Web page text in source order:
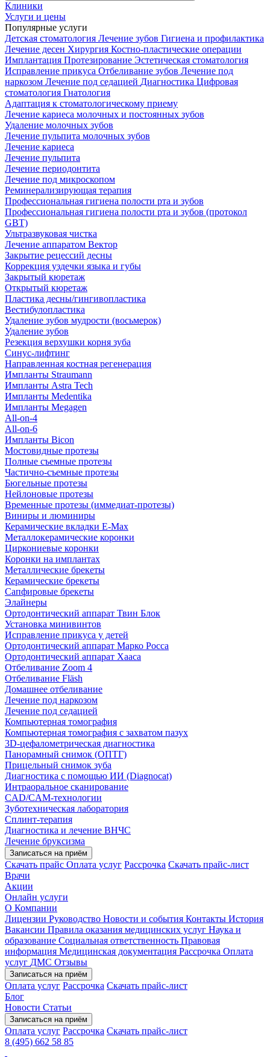
Клиники
Услуги и цены
Популярные услуги
Детская стоматология Лечение зубов Гигиена и профилактика
Лечение десен Хирургия Костно-пластические операции
Имплантация Протезирование Эстетическая стоматология
Исправление прикуса Отбеливание зубов Лечение под
наркозом Лечение под седацией Диагностика Цифровая
стоматология Гнатология
Адаптация к стоматологическому приему
Лечение кариеса молочных и постоянных зубов
Удаление молочных зубов
Лечение пульпита молочных зубов
Лечение кариеса
Лечение пульпита
Лечение периодонтита
Лечение под микроскопом
Реминерализирующая терапия
Профессиональная гигиена полости рта и зубов
Профессиональная гигиена полости рта и зубов (протокол
GBT)
Ультразвуковая чистка
Лечение аппаратом Вектор
Закрытие рецессий десны
Коррекция уздечки языка и губы
Закрытый кюретаж
Открытый кюретаж
Пластика десны/гингивопластика
Вестибулопластика
Удаление зубов мудрости (восьмерок)
Удаление зубов
Резекция верхушки корня зуба
Синус-лифтинг
Направленная костная регенерация
Импланты Straumann
Импланты Astra Tech
Импланты Medentika
Импланты Megagen
All-on-4
All-on-6
Импланты Bicon
Мостовидные протезы
Полные съемные протезы
Частично-съемные протезы
Бюгельные протезы
Нейлоновые протезы
Временные протезы (иммедиат-протезы)
Виниры и люминиры
Керамические вкладки E-Max
Металлокерамические коронки
Циркониевые коронки
Коронки на имплантах
Металлические брекеты
Керамические брекеты
Сапфировые брекеты
Элайнеры
Ортодонтический аппарат Твин Блок
Установка минивинтов
Исправление прикуса у детей
Ортодонтический аппарат Марко Росса
Ортодонтический аппарат Хааса
Отбеливание Zoom 4
Отбеливание Fläsh
Домашнее отбеливание
Лечение под наркозом
Лечение под седацией
Компьютерная томография
Компьютерная томография с захватом пазух
3D-цефалометрическая диагностика
Панорамный снимок (ОПТГ)
Прицельный снимок зуба
Диагностика с помощью ИИ (Diagnocat)
Интраоральное сканирование
CAD/CAM-технологии
Зуботехническая лаборатория
Сплинт-терапия
Диагностика и лечение ВНЧС
Лечение бруксизма
Записаться на приём
Скачать прайс Оплата услуг Рассрочка Скачать прайс-лист
Врачи
Акции
Онлайн услуги
О Компании
Лицензии Руководство Новости и события Контакты История
Вакансии Правила оказания медицинских услуг Наука и
образование Социальная ответственность Правовая
информация Медицинская документация Рассрочка Оплата
услуг ДМС Отзывы
Записаться на приём
Оплата услуг Рассрочка Скачать прайс-лист
Блог
Новости Статьи
Записаться на приём
Оплата услуг Рассрочка Скачать прайс-лист
8 (495) 662 58 85